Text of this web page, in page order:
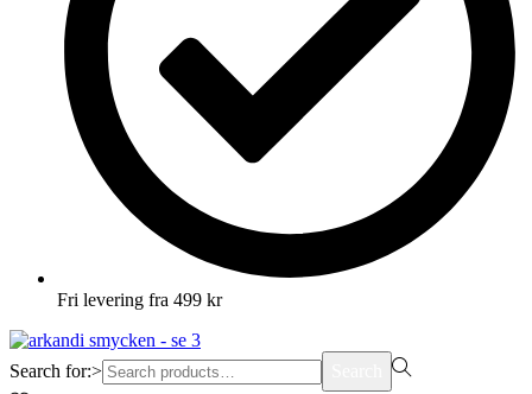
Fri levering fra 499 kr
Search for:>